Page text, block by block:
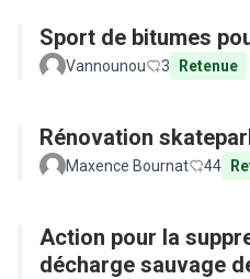
Sport de bitumes
Vannounou 3 Retenue
Rénovation
Maxence Bournat 44
Action pour la
décharge sauvage